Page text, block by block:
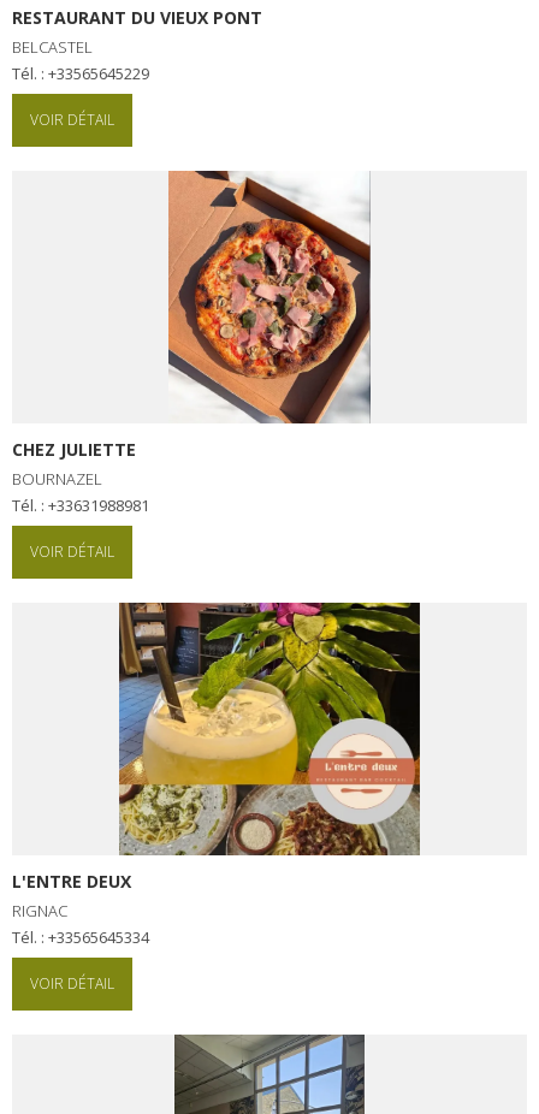
RESTAURANT DU VIEUX PONT
BELCASTEL
Tél. : +33565645229
VOIR DÉTAIL
CHEZ JULIETTE
BOURNAZEL
Tél. : +33631988981
VOIR DÉTAIL
L'ENTRE DEUX
RIGNAC
Tél. : +33565645334
VOIR DÉTAIL